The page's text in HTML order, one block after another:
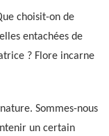
choisit-on de
entachées de
? Flore incarne
Sommes-nous
un certain